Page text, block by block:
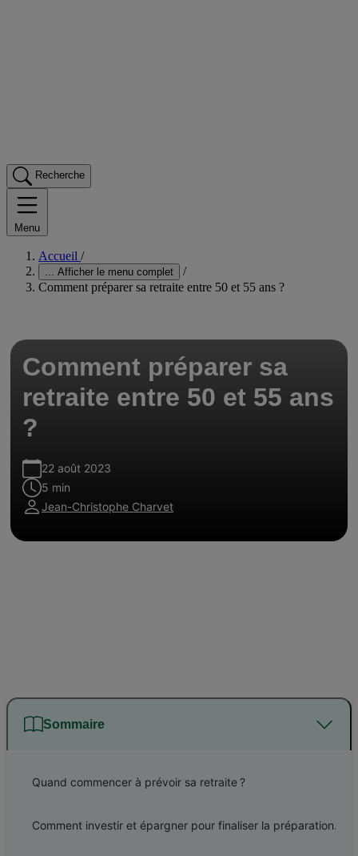
Recherche
Menu
Accueil /
Afficher le menu complet
/
Comment préparer sa retraite entre 50 et 55 ans ?
Comment préparer sa
retraite entre 50 et 55 ans
?
22 août 2023
5 min
Jean-Christophe Charvet
Sommaire
Quand commencer à prévoir sa retraite ?
Comment investir et épargner pour finaliser la préparation de sa retraite entre 50 et 55 ans ?